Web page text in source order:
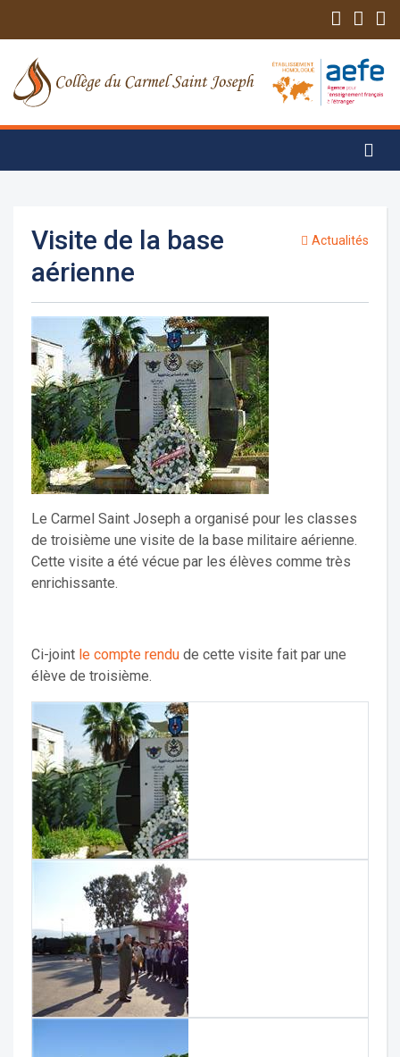
Visite de la base
aérienne
Actualités
Le Carmel Saint Joseph a organisé pour les classes
de troisième une visite de la base militaire aérienne.
Cette visite a été vécue par les élèves comme très
enrichissante.
Ci-joint le compte rendu de cette visite fait par une
élève de troisième.